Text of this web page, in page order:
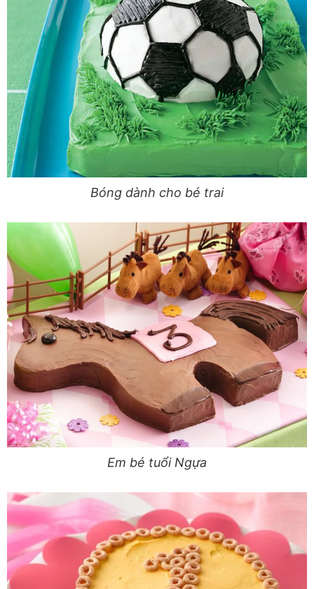
Bóng dành cho bé trai
Em bé tuổi Ngựa